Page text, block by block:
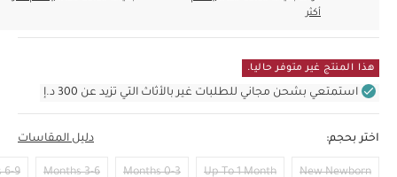
أكثر
هذا المنتج غير متوفر حاليا.
استمتعي بشحن مجاني للطلبات غير بالأثاث التي تزيد عن 300 د.إ
اختر بحجم: دليل المقاسات
New Newborn
Up To 1 Month
0-3 Months
3-6 Months
6-9 Months